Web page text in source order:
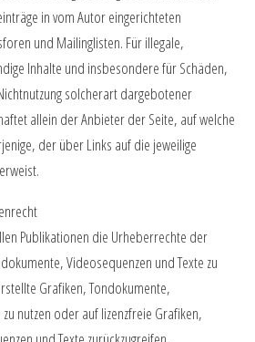
in vom Autor eingerichteten
und Mailinglisten. Für illegale,
Inhalte und insbesondere für Schäden,
solcherart dargebotener
allein der Anbieter der Seite, auf welche
der über Links auf die jeweilige
Publikationen die Urheberrechte der
Videosequenzen und Texte zu
Grafiken, Tondokumente,
nutzen oder auf lizenzfreie Grafiken,